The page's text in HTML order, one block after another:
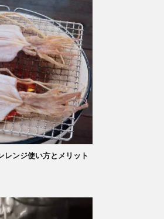
レンジ使い方とメリット